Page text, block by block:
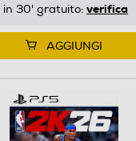
in 30' gratuito: verifica
AGGIUNGI